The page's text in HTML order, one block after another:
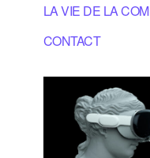
LA VIE DE LA
CONTACT